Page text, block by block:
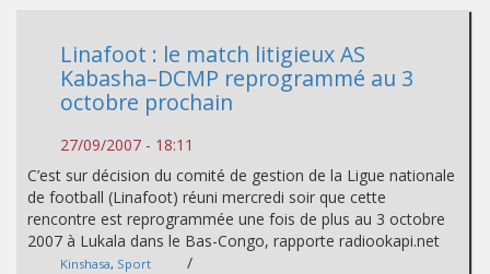
Linafoot : le match litigieux AS
Kabasha–DCMP reprogrammé au 3
octobre prochain
27/09/2007 - 18:11
C’est sur décision du comité de gestion de la Ligue nationale
de football (Linafoot) réuni mercredi soir que cette
rencontre est reprogrammée une fois de plus au 3 octobre
2007 à Lukala dans le Bas-Congo, rapporte radiookapi.net
Kinshasa, Sport /